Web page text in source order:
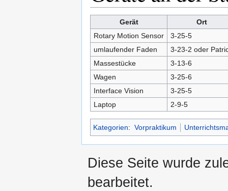
Gerät
Ort
Rotary Motion Sensor
3-25-5
umlaufender Faden
3-23-2 oder
Massestücke
3-13-6
Wagen
3-25-6
Interface Vision
3-25-5
Laptop
2-9-5
Kategorien: Vorpraktikum
Diese Seite wurde
bearbeitet.